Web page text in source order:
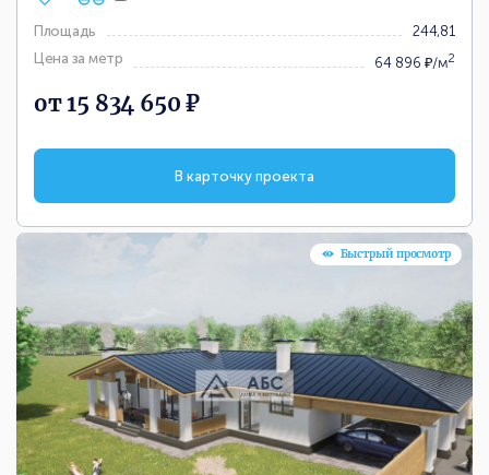
Площадь
244,81
Цена за метр
64 896 ₽/м2
от 15 834 650 ₽
В карточку проекта
Быстрый просмотр